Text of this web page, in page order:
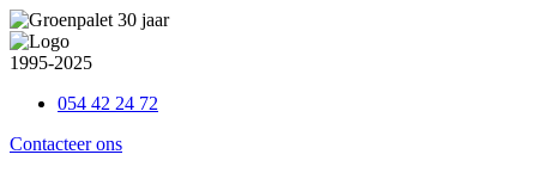
Ga
naar
de
1995-2025
054 42 24 72
Contacteer ons